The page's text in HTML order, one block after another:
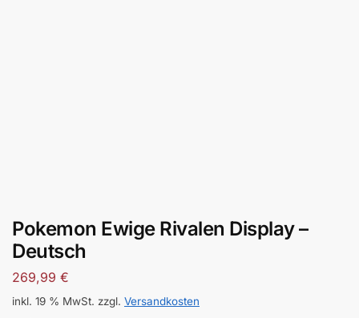
Pokemon Ewige Rivalen Display –
Deutsch
269,99 €
inkl. 19 % MwSt. zzgl. Versandkosten